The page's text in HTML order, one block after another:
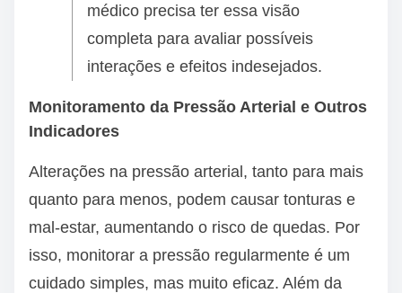
médico precisa ter essa visão
completa para avaliar possíveis
interações e efeitos indesejados.
Monitoramento da Pressão Arterial e Outros
Indicadores
Alterações na pressão arterial, tanto para mais
quanto para menos, podem causar tonturas e
mal-estar, aumentando o risco de quedas. Por
isso, monitorar a pressão regularmente é um
cuidado simples, mas muito eficaz. Além da